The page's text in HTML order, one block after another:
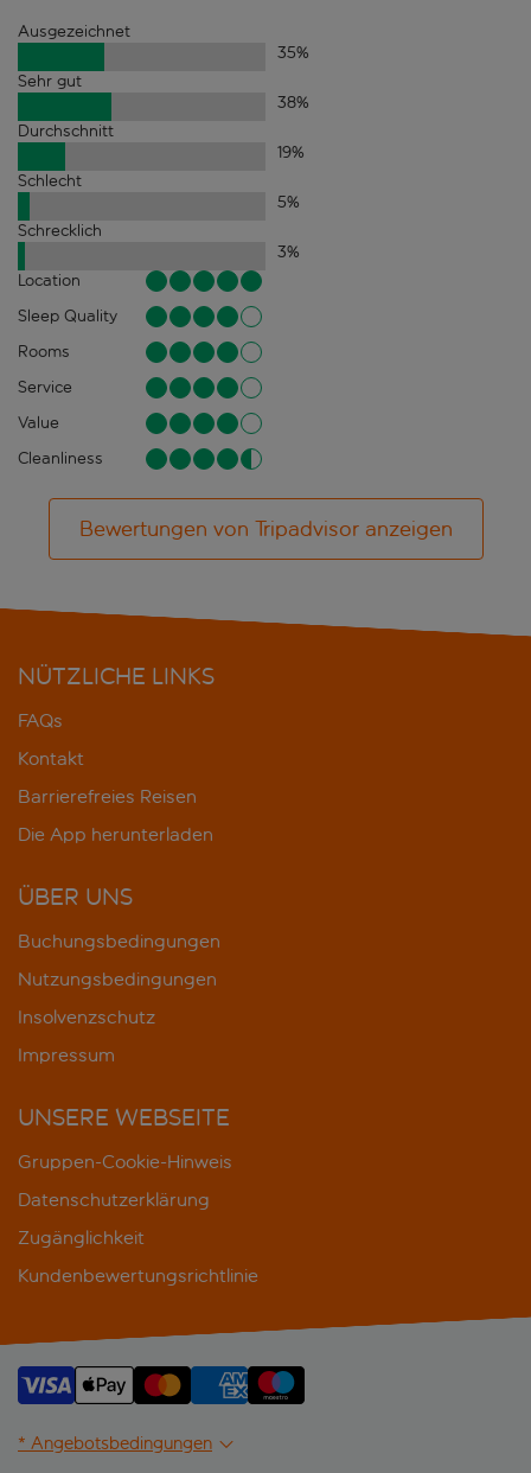
Ausgezeichnet
35%
Sehr gut
38%
Durchschnitt
19%
Schlecht
5%
Schrecklich
3%
Location
Sleep Quality
Rooms
Service
Value
Cleanliness
Bewertungen von Tripadvisor anzeigen
NÜTZLICHE LINKS
FAQs
Kontakt
Barrierefreies Reisen
Die App herunterladen
ÜBER UNS
Buchungsbedingungen
Nutzungsbedingungen
Insolvenzschutz
Impressum
UNSERE WEBSEITE
Gruppen-Cookie-Hinweis
Datenschutzerklärung
Zugänglichkeit
Kundenbewertungsrichtlinie
* Angebotsbedingungen